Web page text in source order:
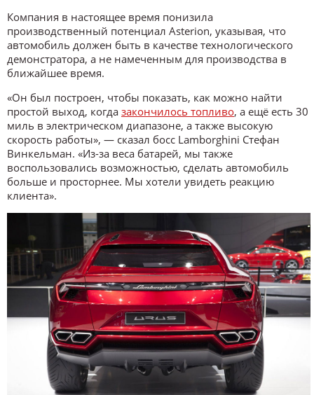
Компания в настоящее время понизила
производственный потенциал Asterion, указывая, что
автомобиль должен быть в качестве технологического
демонстратора, а не намеченным для производства в
ближайшее время.
«Он был построен, чтобы показать, как можно найти
простой выход, когда закончилось топливо, а ещё есть 30
миль в электрическом диапазоне, а также высокую
скорость работы», — сказал босс Lamborghini Стефан
Винкельман. «Из-за веса батарей, мы также
воспользовались возможностью, сделать автомобиль
больше и просторнее. Мы хотели увидеть реакцию
клиента».